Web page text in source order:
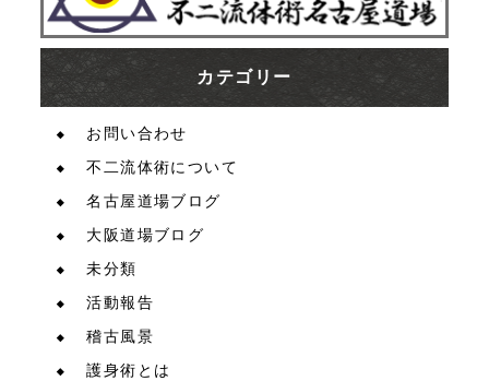
カテゴリー
お問い合わせ
不二流体術について
名古屋道場ブログ
大阪道場ブログ
未分類
活動報告
稽古風景
護身術とは